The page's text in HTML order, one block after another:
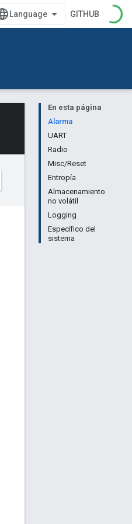
GITHUB
En esta página
Alarma
UART
Radio
Misc/Reset
Entropía
Almacenamiento
no volátil
Logging
Específico del
sistema